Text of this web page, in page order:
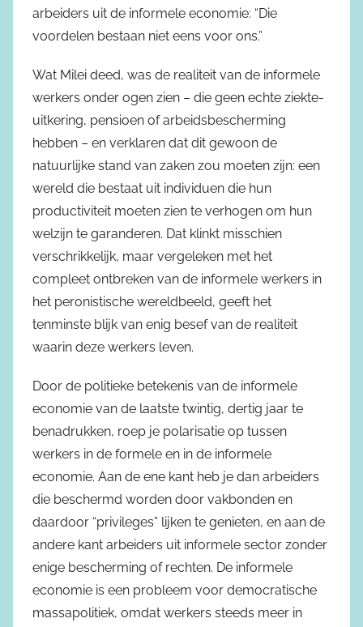
arbeiders uit de informele economie: “Die
voordelen bestaan niet eens voor ons.”
Wat Milei deed, was de realiteit van de informele
werkers onder ogen zien – die geen echte ziekte-
uitkering, pensioen of arbeidsbescherming
hebben – en verklaren dat dit gewoon de
natuurlijke stand van zaken zou moeten zijn: een
wereld die bestaat uit individuen die hun
productiviteit moeten zien te verhogen om hun
welzijn te garanderen. Dat klinkt misschien
verschrikkelijk, maar vergeleken met het
compleet ontbreken van de informele werkers in
het peronistische wereldbeeld, geeft het
tenminste blijk van enig besef van de realiteit
waarin deze werkers leven.
Door de politieke betekenis van de informele
economie van de laatste twintig, dertig jaar te
benadrukken, roep je polarisatie op tussen
werkers in de formele en in de informele
economie. Aan de ene kant heb je dan arbeiders
die beschermd worden door vakbonden en
daardoor “privileges” lijken te genieten, en aan de
andere kant arbeiders uit informele sector zonder
enige bescherming of rechten. De informele
economie is een probleem voor democratische
massapolitiek, omdat werkers steeds meer in